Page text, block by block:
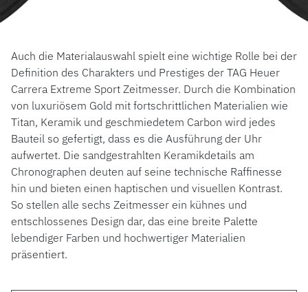
Auch die Materialauswahl spielt eine wichtige Rolle bei der
Definition des Charakters und Prestiges der TAG Heuer
Carrera Extreme Sport Zeitmesser. Durch die Kombination
von luxuriösem Gold mit fortschrittlichen Materialien wie
Titan, Keramik und geschmiedetem Carbon wird jedes
Bauteil so gefertigt, dass es die Ausführung der Uhr
aufwertet. Die sandgestrahlten Keramikdetails am
Chronographen deuten auf seine technische Raffinesse
hin und bieten einen haptischen und visuellen Kontrast.
So stellen alle sechs Zeitmesser ein kühnes und
entschlossenes Design dar, das eine breite Palette
lebendiger Farben und hochwertiger Materialien
präsentiert.